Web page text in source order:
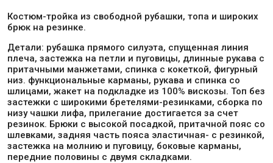
Костюм-тройка из свободной рубашки, топа и широких
брюк на резинке.
Детали: рубашка прямого силуэта, спущенная линия
плеча, застежка на петли и пуговицы, длинные рукава с
притачными манжетами, спинка с кокеткой, фигурный
низ. функциональные карманы, рукава и спинка со
шлицами, жакет на подкладке из 100% вискозы. Топ без
застежки с широкими бретелями-резинками, сборка по
низу чашки лифа, прилегание достигается за счет
резинок. Брюки с высокой посадкой, притачной пояс со
шлевками, задняя часть пояса эластичная- с резинкой,
застежка на молнию и пуговицу, боковые карманы,
передние половины с двумя складками.